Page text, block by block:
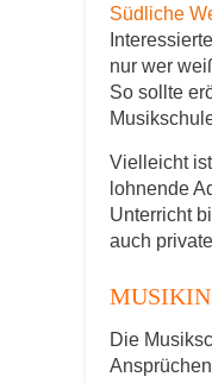
Südliche
nur wer
So sollte
Vielleicht
lohnende
Unterricht
auch
Die